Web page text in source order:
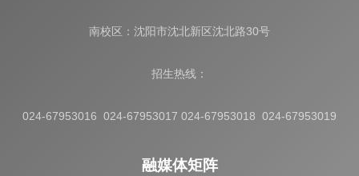
南校区：沈阳市沈北新区沈北路30号
招生热线：
024-67953016 024-67953017 024-67953018 024-67953019
融媒体矩阵